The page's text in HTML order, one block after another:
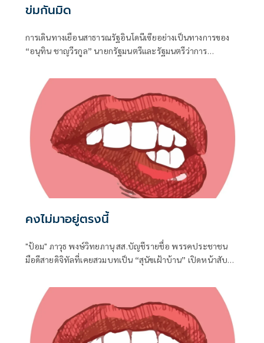
ข่มกันมิด
การเดินทางเยือนสาธารณรัฐอินโดนีเซียอย่างเป็นทางการของ
“อนุทิน ชาญวีรกูล” นายกรัฐมนตรีและรัฐมนตรีว่าการ
ประวัติศาสตร์ ที่สะท้อนถึงเกียรติภูมิอันโดดเด่นของ
ประเทศไทยบนเวทีโลกได้อย่างชัดเจน
คงไม่มาอยู่ตรงนี้
"ป้อม" ภาวุธ พงษ์วิทยภานุ สส.บัญชีรายชื่อ พรรคประชาชน
มือดีสายดิจิทัลที่เคยสวมบทเป็น “สุนัขเฝ้าบ้าน” เปิดหน้าสับ
กระทรวงดิจิทัลเพื่อเศรษฐกิจและสังคม (ดีอี)